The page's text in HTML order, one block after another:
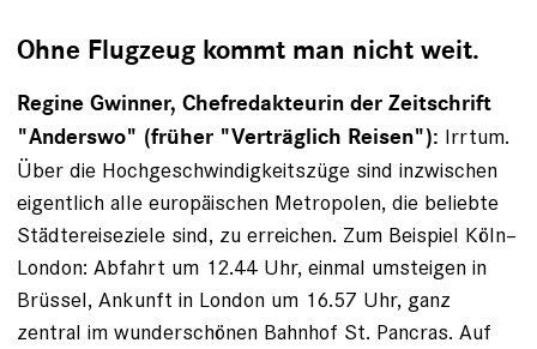
Ohne Flugzeug kommt man nicht weit.
Regine Gwinner, Chefredakteurin der Zeitschrift
"Anderswo" (früher "Verträglich ­Reisen"): Irrtum.
Über die Hochgeschwindigkeitszüge sind inzwischen
eigentlich alle europäischen Metropolen, die beliebte
Städtereiseziele sind, zu erreichen. Zum Beispiel Köln–
London: Abfahrt um 12.44 Uhr, einmal umsteigen in
Brüssel, Ankunft in London um 16.57 Uhr, ganz
zentral im wunderschönen Bahnhof St. Pancras. Auf